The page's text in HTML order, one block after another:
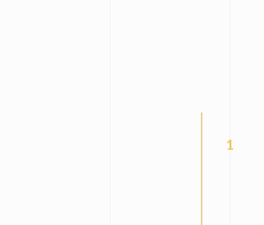
1